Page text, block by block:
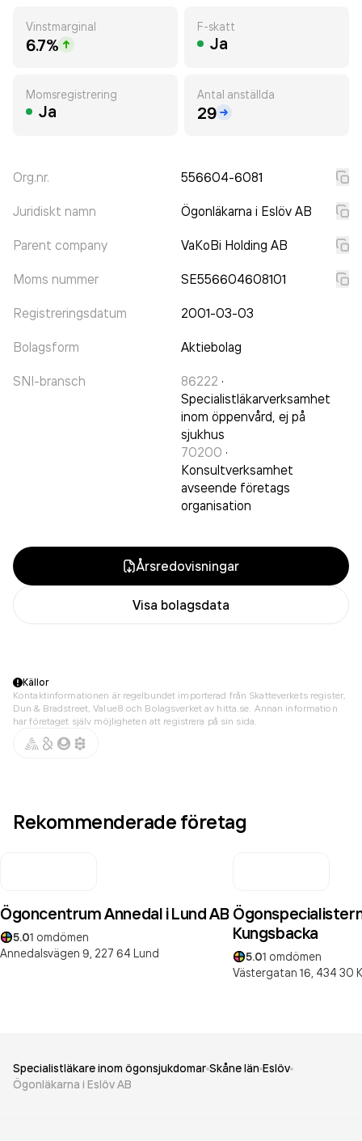
Vinstmarginal
6.7%
F-skatt
Ja
Momsregistrering
Ja
Antal anställda
29
Org.nr. 556604-6081
Juridiskt namn Ögonläkarna i Eslöv AB
Parent company VaKoBi Holding AB
Moms nummer SE556604608101
Registreringsdatum 2001-03-03
Bolagsform Aktiebolag
SNI-bransch 86222 ·
Specialistläkarverksamhet
inom öppenvård, ej på
sjukhus
70200 ·
Konsultverksamhet
avseende företags
organisation
Årsredovisningar
Visa bolagsdata
Källor
Kontaktinformationen är regelbundet importerad från Skatteverkets register,
Dun & Bradstreet, Value8 och Bolagsverket av hitta.se. Annan information
har företaget själv möjligheten att registrera på sin sida.
Rekommenderade företag
Ögoncentrum Annedal i Lund AB
5.01 omdömen
Annedalsvägen 9, 227 64 Lund
Kungsbacka
5.01 omdömen
Västergatan 16, 434 30
Specialistläkare inom ögonsjukdomar Skåne län Eslöv
Ögonläkarna i Eslöv AB